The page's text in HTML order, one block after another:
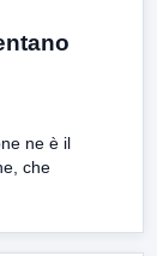
ne è il
che